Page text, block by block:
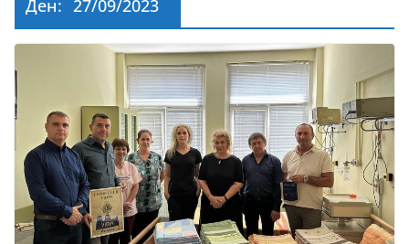
Ден: 27/09/2023